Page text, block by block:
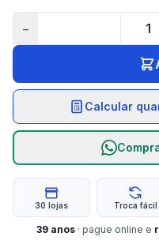
−
Calcular
30 lojas Troca fácil
39 anos · pague online e